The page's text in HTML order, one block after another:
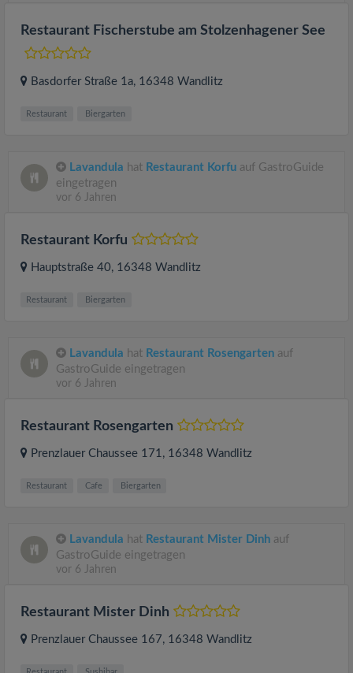
Restaurant Fischerstube am Stolzenhagener See
Basdorfer Straße 1a, 16348 Wandlitz
Restaurant Biergarten
Lavandula hat Restaurant Korfu auf GastroGuide
eingetragen
vor 6 Jahren
Restaurant Korfu
Hauptstraße 40, 16348 Wandlitz
Restaurant Biergarten
Lavandula hat Restaurant Rosengarten auf
GastroGuide eingetragen
vor 6 Jahren
Restaurant Rosengarten
Prenzlauer Chaussee 171, 16348 Wandlitz
Restaurant Cafe Biergarten
Lavandula hat Restaurant Mister Dinh auf
GastroGuide eingetragen
vor 6 Jahren
Restaurant Mister Dinh
Prenzlauer Chaussee 167, 16348 Wandlitz